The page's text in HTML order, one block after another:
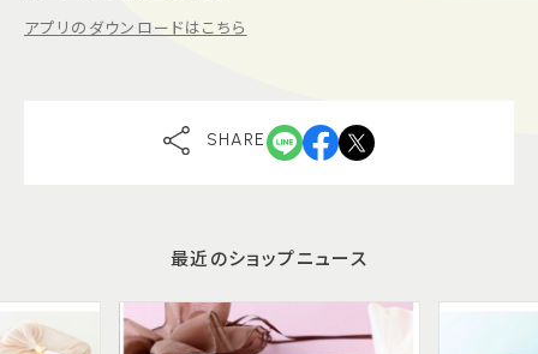
アプリのダウンロードはこちら
SHARE
最近のショップニュース